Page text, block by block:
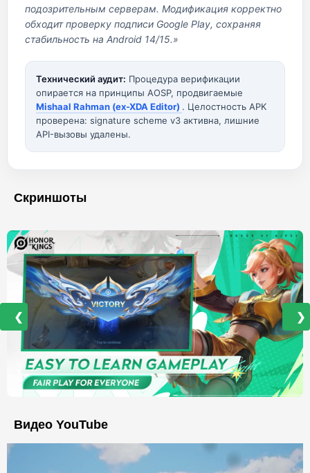
подозрительным серверам. Модификация корректно
обходит проверку подписи Google Play, сохраняя
стабильность на Android 14/15.»
Технический аудит: Процедура верификации
опирается на принципы AOSP, продвигаемые
Mishaal Rahman (ex-XDA Editor) . Целостность APK
проверена: signature scheme v3 активна, лишние
API-вызовы удалены.
Скриншоты
❮ ❯
Видео YouTube